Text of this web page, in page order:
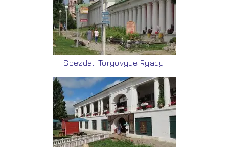
Soezdal: Torgovyye Ryady